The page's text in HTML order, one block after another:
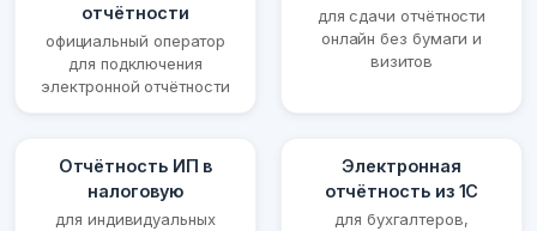
отчётности
официальный оператор
для подключения
электронной отчётности
для сдачи отчётности
онлайн без бумаги и
визитов
Отчётность ИП в
налоговую
для индивидуальных
Электронная
отчётность из 1С
для бухгалтеров,